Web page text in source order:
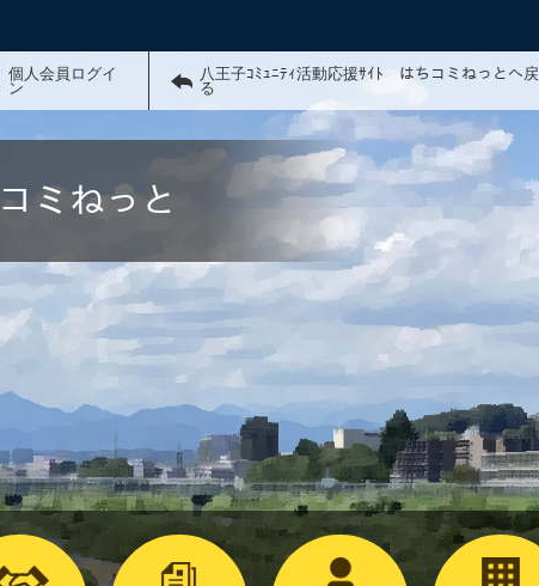
個人会員ログイ
ン
八王子ｺﾐｭﾆﾃｨ活動応援ｻｲﾄ はちコミねっとへ戻
る
ミねっと